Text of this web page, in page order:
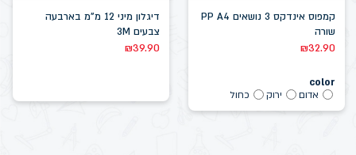
קמפוס אינדקס 3 נושאים PP A4
שורה
₪32.90
color
אדום
ירוק כחול
דיגלון מיני 12 מ"מ בארבעה
צבעים 3M
₪39.90